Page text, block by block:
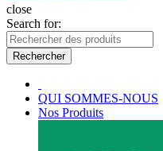
close
Search for:
Rechercher
QUI SOMMES-NOUS
Nos Produits